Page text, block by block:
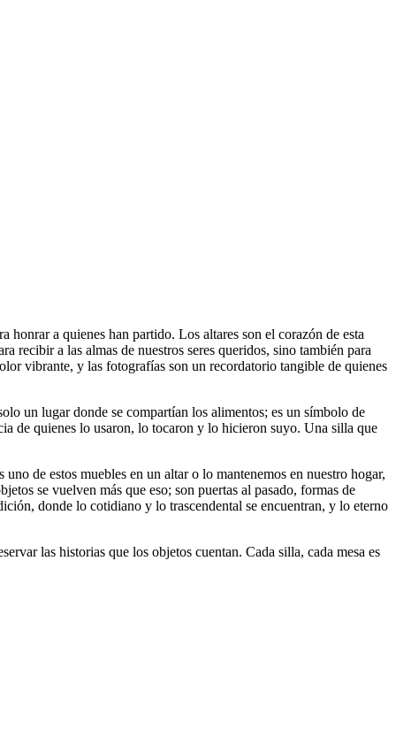
a quienes han partido. Los altares son el corazón de esta
recibir a las almas de nuestros seres queridos, sino también para
vibrante, y las fotografías son un recordatorio tangible de quienes
un lugar donde se compartían los alimentos; es un símbolo de
de quienes lo usaron, lo tocaron y lo hicieron suyo. Una silla que
de estos muebles en un altar o lo mantenemos en nuestro hogar,
se vuelven más que eso; son puertas al pasado, formas de
donde lo cotidiano y lo trascendental se encuentran, y lo eterno
las historias que los objetos cuentan. Cada silla, cada mesa es